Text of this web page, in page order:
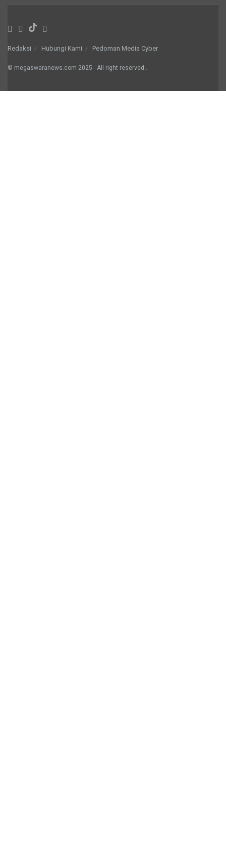
Redaksi Hubungi Kami Pedoman Media Cyber
© megaswaranews.com 2025 - All right reserved .